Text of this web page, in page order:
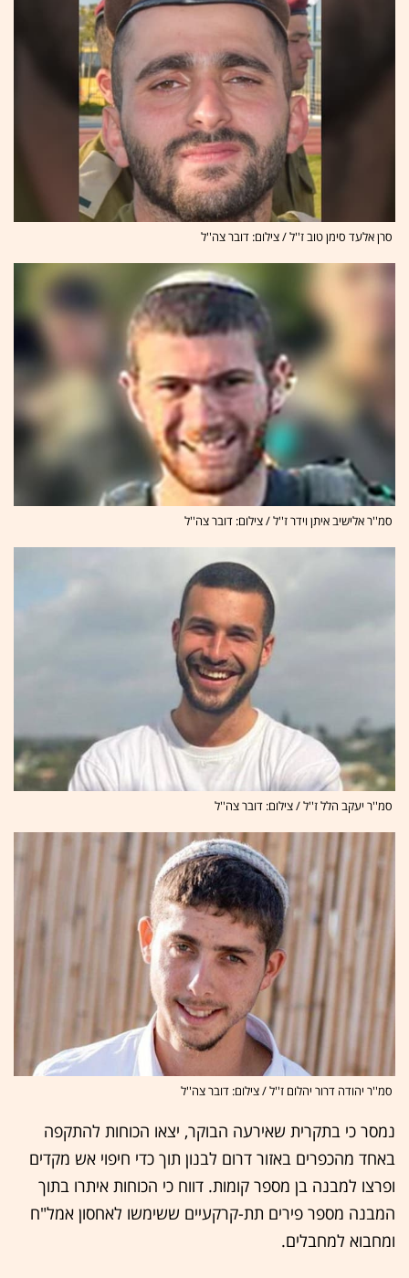
סרן אלעד סימן טוב ז''ל / צילום: דובר צה''ל
סמ''ר אלישיב איתן וידר ז''ל / צילום: דובר צה''ל
סמ''ר יעקב הלל ז''ל / צילום: דובר צה''ל
סמ''ר יהודה דרור יהלום ז''ל / צילום: דובר צה''ל
נמסר כי בתקרית שאירעה הבוקר, יצאו הכוחות להתקפה
באחד מהכפרים באזור דרום לבנון תוך כדי חיפוי אש מקדים
ופרצו למבנה בן מספר קומות. דווח כי הכוחות איתרו בתוך
המבנה מספר פירים תת-קרקעיים ששימשו לאחסון אמל"ח
ומחבוא למחבלים.